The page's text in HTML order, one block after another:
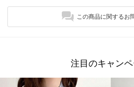
この商品に関するお
注目のキャン